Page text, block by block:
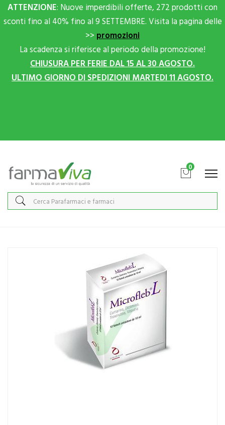
ATTENZIONE: Nuove imperdibili offerte, 272 prodotti con
sconti fino al 40% fino al 9 SETTEMBRE. Visita la pagina delle
>> promozioni
La scadenza si riferisce al periodo della promozione!
CHIUSURA PER FERIE DAL 15 AL 30 AGOSTO.
ULTIMO GIORNO DI SPEDIZIONI MARTEDI 11 AGOSTO.
0
Gambe/Circolazione Gambe